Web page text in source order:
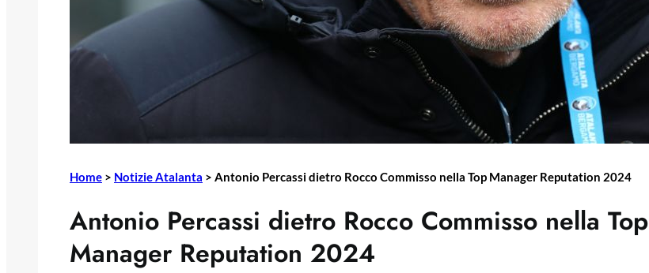
Home > Notizie Atalanta > Antonio Percassi dietro Rocco Commisso nella Top Manager Reputation 2024
Antonio Percassi dietro Rocco Commisso nella Top
Manager Reputation 2024